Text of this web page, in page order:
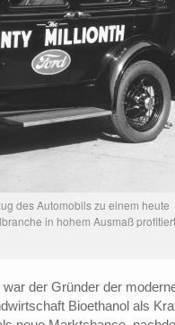
des Automobils zu einem heute
in hohem Ausmaß
der Gründer der
Bioethanol als